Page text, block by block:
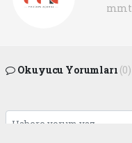
Okuyucu Yorumları (0)